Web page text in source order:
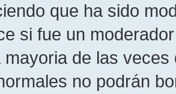
que ha sido
si fue un
mayoria de las
no podrán